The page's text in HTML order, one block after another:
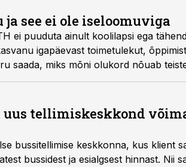
see ei ole iseloomuviga
ei puuduta ainult koolilapsi ega
igapäevast toimetulekut,
saada, miks mõni olukord nõuab
uus tellimiskeskkond
bussitellimise keskkonna, kus klient
bussidest ja esialgsest hinnast. Nii